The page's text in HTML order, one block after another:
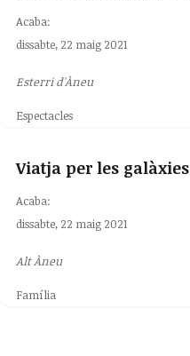
Acaba:
dissabte, 22 maig 2021
Esterri d'Àneu
Espectacles
Viatja per les galàxies
Acaba:
dissabte, 22 maig 2021
Alt Àneu
Família